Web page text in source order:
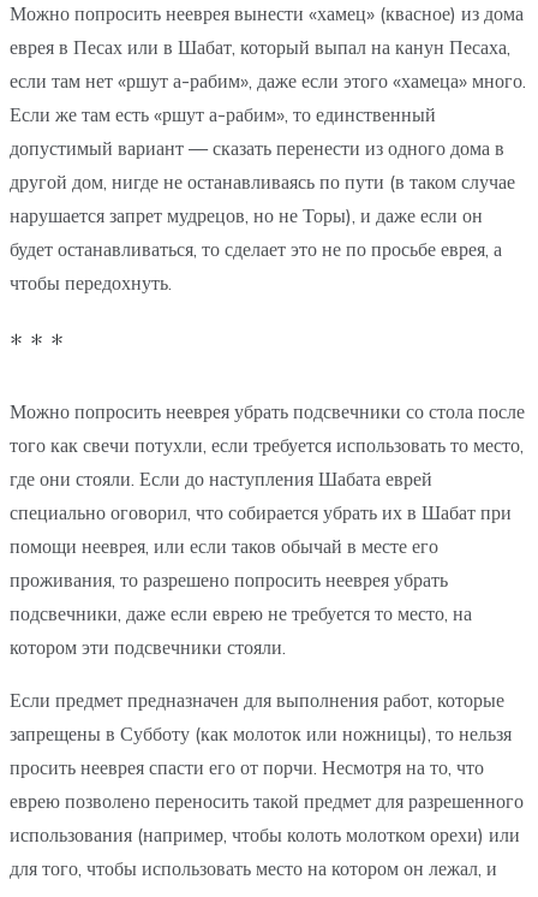
Можно попросить нееврея вынести «хамец» (квасное) из дома
еврея в Песах или в Шабат, который выпал на канун Песаха,
если там нет «ршут а-рабим», даже если этого «хамеца» много.
Если же там есть «ршут а-рабим», то единственный
допустимый вариант — сказать перенести из одного дома в
другой дом, нигде не останавливаясь по пути (в таком случае
нарушается запрет мудрецов, но не Торы), и даже если он
будет останавливаться, то сделает это не по просьбе еврея, а
чтобы передохнуть.
* * *
Можно попросить нееврея убрать подсвечники со стола после
того как свечи потухли, если требуется использовать то место,
где они стояли. Если до наступления Шабата еврей
специально оговорил, что собирается убрать их в Шабат при
помощи нееврея, или если таков обычай в месте его
проживания, то разрешено попросить нееврея убрать
подсвечники, даже если еврею не требуется то место, на
котором эти подсвечники стояли.
Если предмет предназначен для выполнения работ, которые
запрещены в Субботу (как молоток или ножницы), то нельзя
просить нееврея спасти его от порчи. Несмотря на то, что
еврею позволено переносить такой предмет для разрешенного
использования (например, чтобы колоть молотком орехи) или
для того, чтобы использовать место на котором он лежал, и